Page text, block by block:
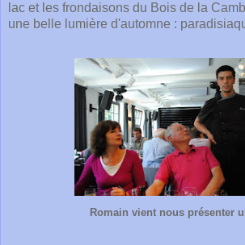
lac et les frondaisons du Bois de la
une belle lumière d'automne :
Romain vient nous présenter